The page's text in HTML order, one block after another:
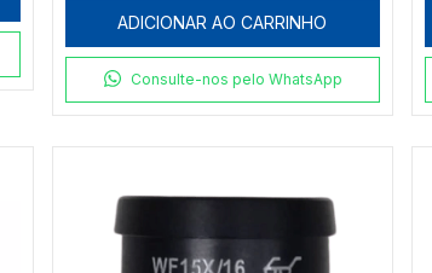
ADICIONAR AO CARRINHO
Consulte-nos pelo WhatsApp